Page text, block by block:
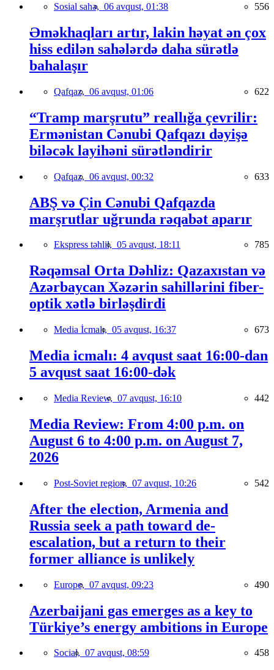
Sosial sahə, 06 avqust, 01:38 556
Əməkhaqları artır, lakin həyat ən çox
hiss edilən sahələrdə daha sürətlə
bahalaşır
Qafqaz, 06 avqust, 01:06 622
“Tramp marşrutu” reallığa çevrilir:
Ermənistan Cənubi Qafqazı dəyişə
biləcək layihəni sürətləndirir
Qafqaz, 06 avqust, 00:32 633
ABŞ və Çin Cənubi Qafqazda
marşrutlar uğrunda rəqabət aparır
Ekspress təhlil, 05 avqust, 18:11 785
Rəqəmsal Orta Dəhliz: Qazaxıstan və
Azərbaycan Xəzərin sahillərini fiber-
optik xətlə birləşdirdi
Media İcmalı, 05 avqust, 16:37 673
Media icmalı: 4 avqust saat 16:00-dan
5 avqust saat 16:00-dək
Media Review, 07 avqust, 16:10 442
Media Review: From 4:00 p.m. on
August 6 to 4:00 p.m. on August 7,
2026
Post-Soviet region, 07 avqust, 10:26 542
After the election, Armenia and
Russia seek a path toward de-
escalation, but a return to their
former alliance is unlikely
Europe, 07 avqust, 09:23 490
Azerbaijani gas emerges as a key to
Türkiye’s energy ambitions in Europe
Social, 07 avqust, 08:59 458